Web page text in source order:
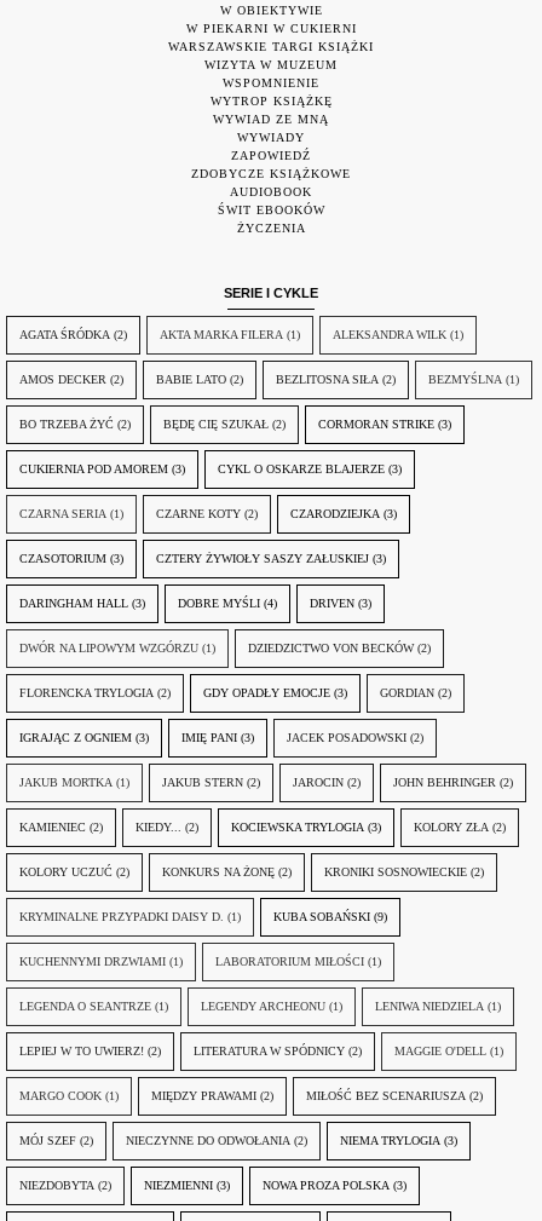
W OBIEKTYWIE
W PIEKARNI W CUKIERNI
WARSZAWSKIE TARGI KSIĄŻKI
WIZYTA W MUZEUM
WSPOMNIENIE
WYTROP KSIĄŻKĘ
WYWIAD ZE MNĄ
WYWIADY
ZAPOWIEDŹ
ZDOBYCZE KSIĄŻKOWE
AUDIOBOOK
ŚWIT EBOOKÓW
ŻYCZENIA
SERIE I CYKLE
AGATA ŚRÓDKA (2) AKTA MARKA FILERA (1) ALEKSANDRA WILK (1)
AMOS DECKER (2) BABIE LATO (2) BEZLITOSNA SIŁA (2) BEZMYŚLNA (1)
BO TRZEBA ŻYĆ (2) BĘDĘ CIĘ SZUKAŁ (2) CORMORAN STRIKE (3)
CUKIERNIA POD AMOREM (3) CYKL O OSKARZE BLAJERZE (3)
CZARNA SERIA (1) CZARNE KOTY (2) CZARODZIEJKA (3)
CZASOTORIUM (3) CZTERY ŻYWIOŁY SASZY ZAŁUSKIEJ (3)
DARINGHAM HALL (3) DOBRE MYŚLI (4) DRIVEN (3)
DWÓR NA LIPOWYM WZGÓRZU (1) DZIEDZICTWO VON BECKÓW (2)
FLORENCKA TRYLOGIA (2) GDY OPADŁY EMOCJE (3) GORDIAN (2)
IGRAJĄC Z OGNIEM (3) IMIĘ PANI (3) JACEK POSADOWSKI (2)
JAKUB MORTKA (1) JAKUB STERN (2) JAROCIN (2) JOHN BEHRINGER (2)
KAMIENIEC (2) KIEDY... (2) KOCIEWSKA TRYLOGIA (3) KOLORY ZŁA (2)
KOLORY UCZUĆ (2) KONKURS NA ŻONĘ (2) KRONIKI SOSNOWIECKIE (2)
KRYMINALNE PRZYPADKI DAISY D. (1) KUBA SOBAŃSKI (9)
KUCHENNYMI DRZWIAMI (1) LABORATORIUM MIŁOŚCI (1)
LEGENDA O SEANTRZE (1) LEGENDY ARCHEONU (1) LENIWA NIEDZIELA (1)
LEPIEJ W TO UWIERZ! (2) LITERATURA W SPÓDNICY (2) MAGGIE O'DELL (1)
MARGO COOK (1) MIĘDZY PRAWAMI (2) MIŁOŚĆ BEZ SCENARIUSZA (2)
MÓJ SZEF (2) NIECZYNNE DO ODWOŁANIA (2) NIEMA TRYLOGIA (3)
NIEZDOBYTA (2) NIEZMIENNI (3) NOWA PROZA POLSKA (3)